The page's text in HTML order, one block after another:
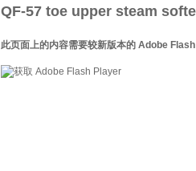
QF-57 toe upper steam
此页面上的内容需要较新版本的 Adobe